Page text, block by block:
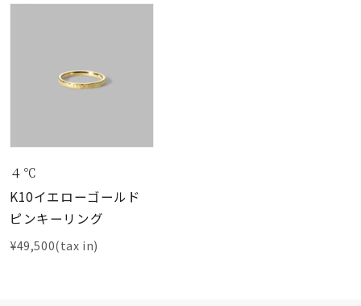
４℃
K10イエローゴールド
ピンキーリング
¥49,500(tax in)